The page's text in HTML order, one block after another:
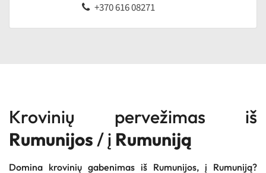
+370 616 08271
Krovinių pervežimas iš
Rumunijos/ į Rumuniją
Domina krovinių gabenimas iš Rumunijos, į Rumuniją?